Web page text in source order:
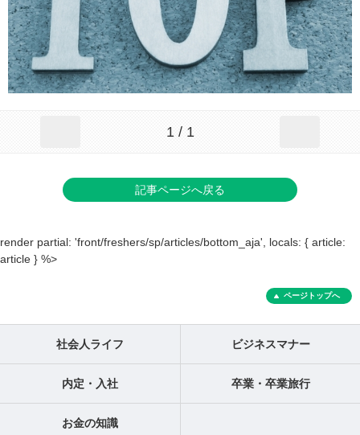
1 / 1
記事ページへ戻る
render partial: 'front/freshers/sp/articles/bottom_aja', locals: { article:
article } %>
ページトップへ
社会人ライフ ビジネスマナー
内定・入社 卒業・卒業旅行
お金の知識